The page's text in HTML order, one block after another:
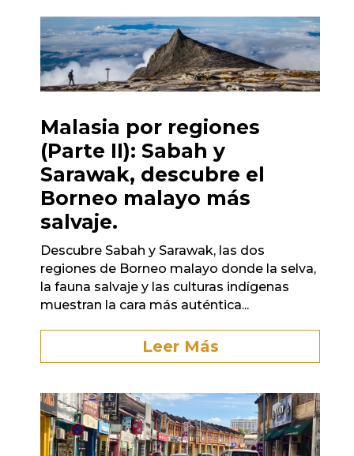
Malasia por regiones
(Parte II): Sabah y
Sarawak, descubre el
Borneo malayo más
salvaje.
Descubre Sabah y Sarawak, las dos
regiones de Borneo malayo donde la selva,
la fauna salvaje y las culturas indígenas
muestran la cara más auténtica...
Leer Más